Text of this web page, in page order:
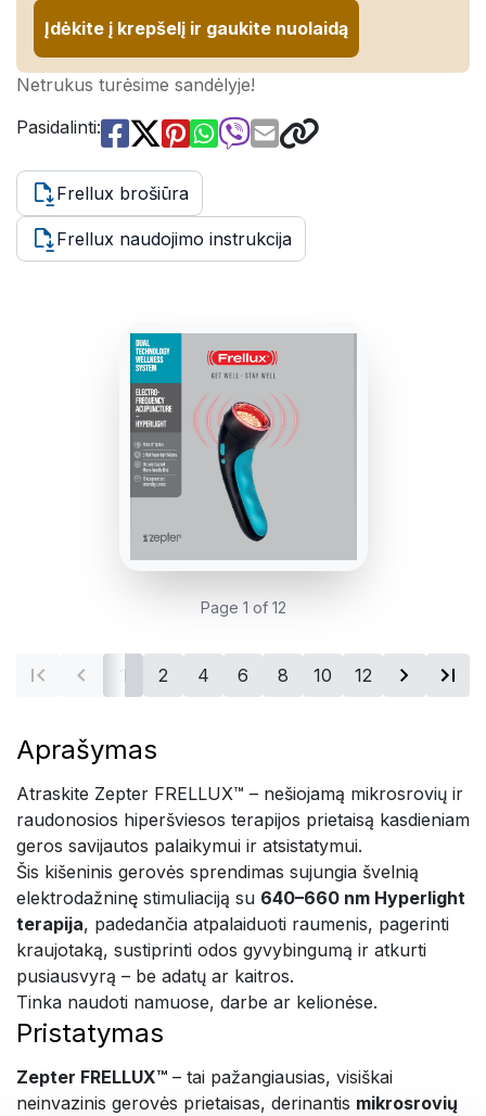
Įdėkite į krepšelį ir gaukite nuolaidą
Netrukus turėsime sandėlyje!
Pasidalinti:
Frellux brošiūra
Frellux naudojimo instrukcija
Page 1 of 12
1 2 4 6 8 10 12
Aprašymas
Atraskite Zepter FRELLUX™ – nešiojamą mikrosrovių ir
raudonosios hiperšviesos terapijos prietaisą kasdieniam
geros savijautos palaikymui ir atsistatymui.
Šis kišeninis gerovės sprendimas sujungia švelnią
elektrodažninę stimuliaciją su 640–660 nm Hyperlight
terapija, padedančia atpalaiduoti raumenis, pagerinti
kraujotaką, sustiprinti odos gyvybingumą ir atkurti
pusiausvyrą – be adatų ar kaitros.
Tinka naudoti namuose, darbe ar kelionėse.
Pristatymas
Zepter FRELLUX™ – tai pažangiausias, visiškai
neinvazinis gerovės prietaisas, derinantis mikrosrovių